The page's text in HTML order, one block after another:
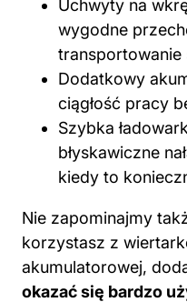
Uchwyty na
wygodne
transportowanie
Dodatkowy
ciągłość pracy
Szybka
błyskawiczne
kiedy to
Nie zapominajmy
korzystasz z
akumulatorowej,
okazać się bardzo